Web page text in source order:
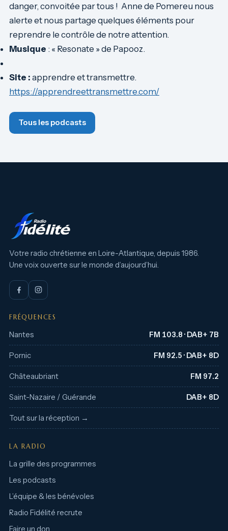
danger, convoitée par tous ! Anne de Pomereu nous
alerte et nous partage quelques éléments pour
reprendre le contrôle de notre attention.
Musique : « Resonate » de Papooz.
Site : apprendre et transmettre.
https://apprendreettransmettre.com/
Tous les podcasts
Votre radio chrétienne en Loire-Atlantique, depuis 1986.
Une voix ouverte sur le monde d’aujourd’hui.
FRÉQUENCES
Nantes FM 103.8 · DAB+ 7B
Pornic FM 92.5 · DAB+ 8D
Châteaubriant FM 97.2
Saint-Nazaire / Guérande DAB+ 8D
Tout sur la réception →
LA RADIO
La grille des programmes
Les podcasts
L’équipe & les bénévoles
Radio Fidélité recrute
Faire un don